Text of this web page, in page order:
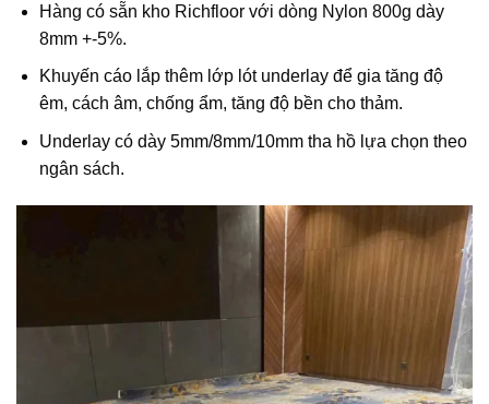
Hàng có sẵn kho Richfloor với dòng Nylon 800g dày
8mm +-5%.
Khuyến cáo lắp thêm lớp lót underlay để gia tăng độ
êm, cách âm, chống ẩm, tăng độ bền cho thảm.
Underlay có dày 5mm/8mm/10mm tha hồ lựa chọn theo
ngân sách.